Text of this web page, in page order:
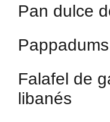
Pan dulce
Falafel de
libanés